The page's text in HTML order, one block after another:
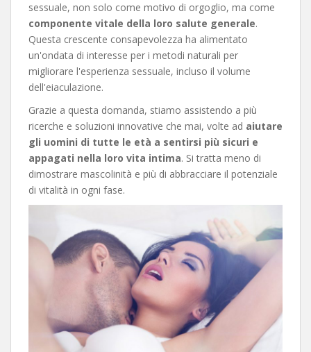
sessuale, non solo come motivo di orgoglio, ma come
componente vitale della loro salute generale.
Questa crescente consapevolezza ha alimentato
un'ondata di interesse per i metodi naturali per
migliorare l'esperienza sessuale, incluso il volume
dell'eiaculazione.
Grazie a questa domanda, stiamo assistendo a più
ricerche e soluzioni innovative che mai, volte ad aiutare
gli uomini di tutte le età a sentirsi più sicuri e
appagati nella loro vita intima. Si tratta meno di
dimostrare mascolinità e più di abbracciare il potenziale
di vitalità in ogni fase.